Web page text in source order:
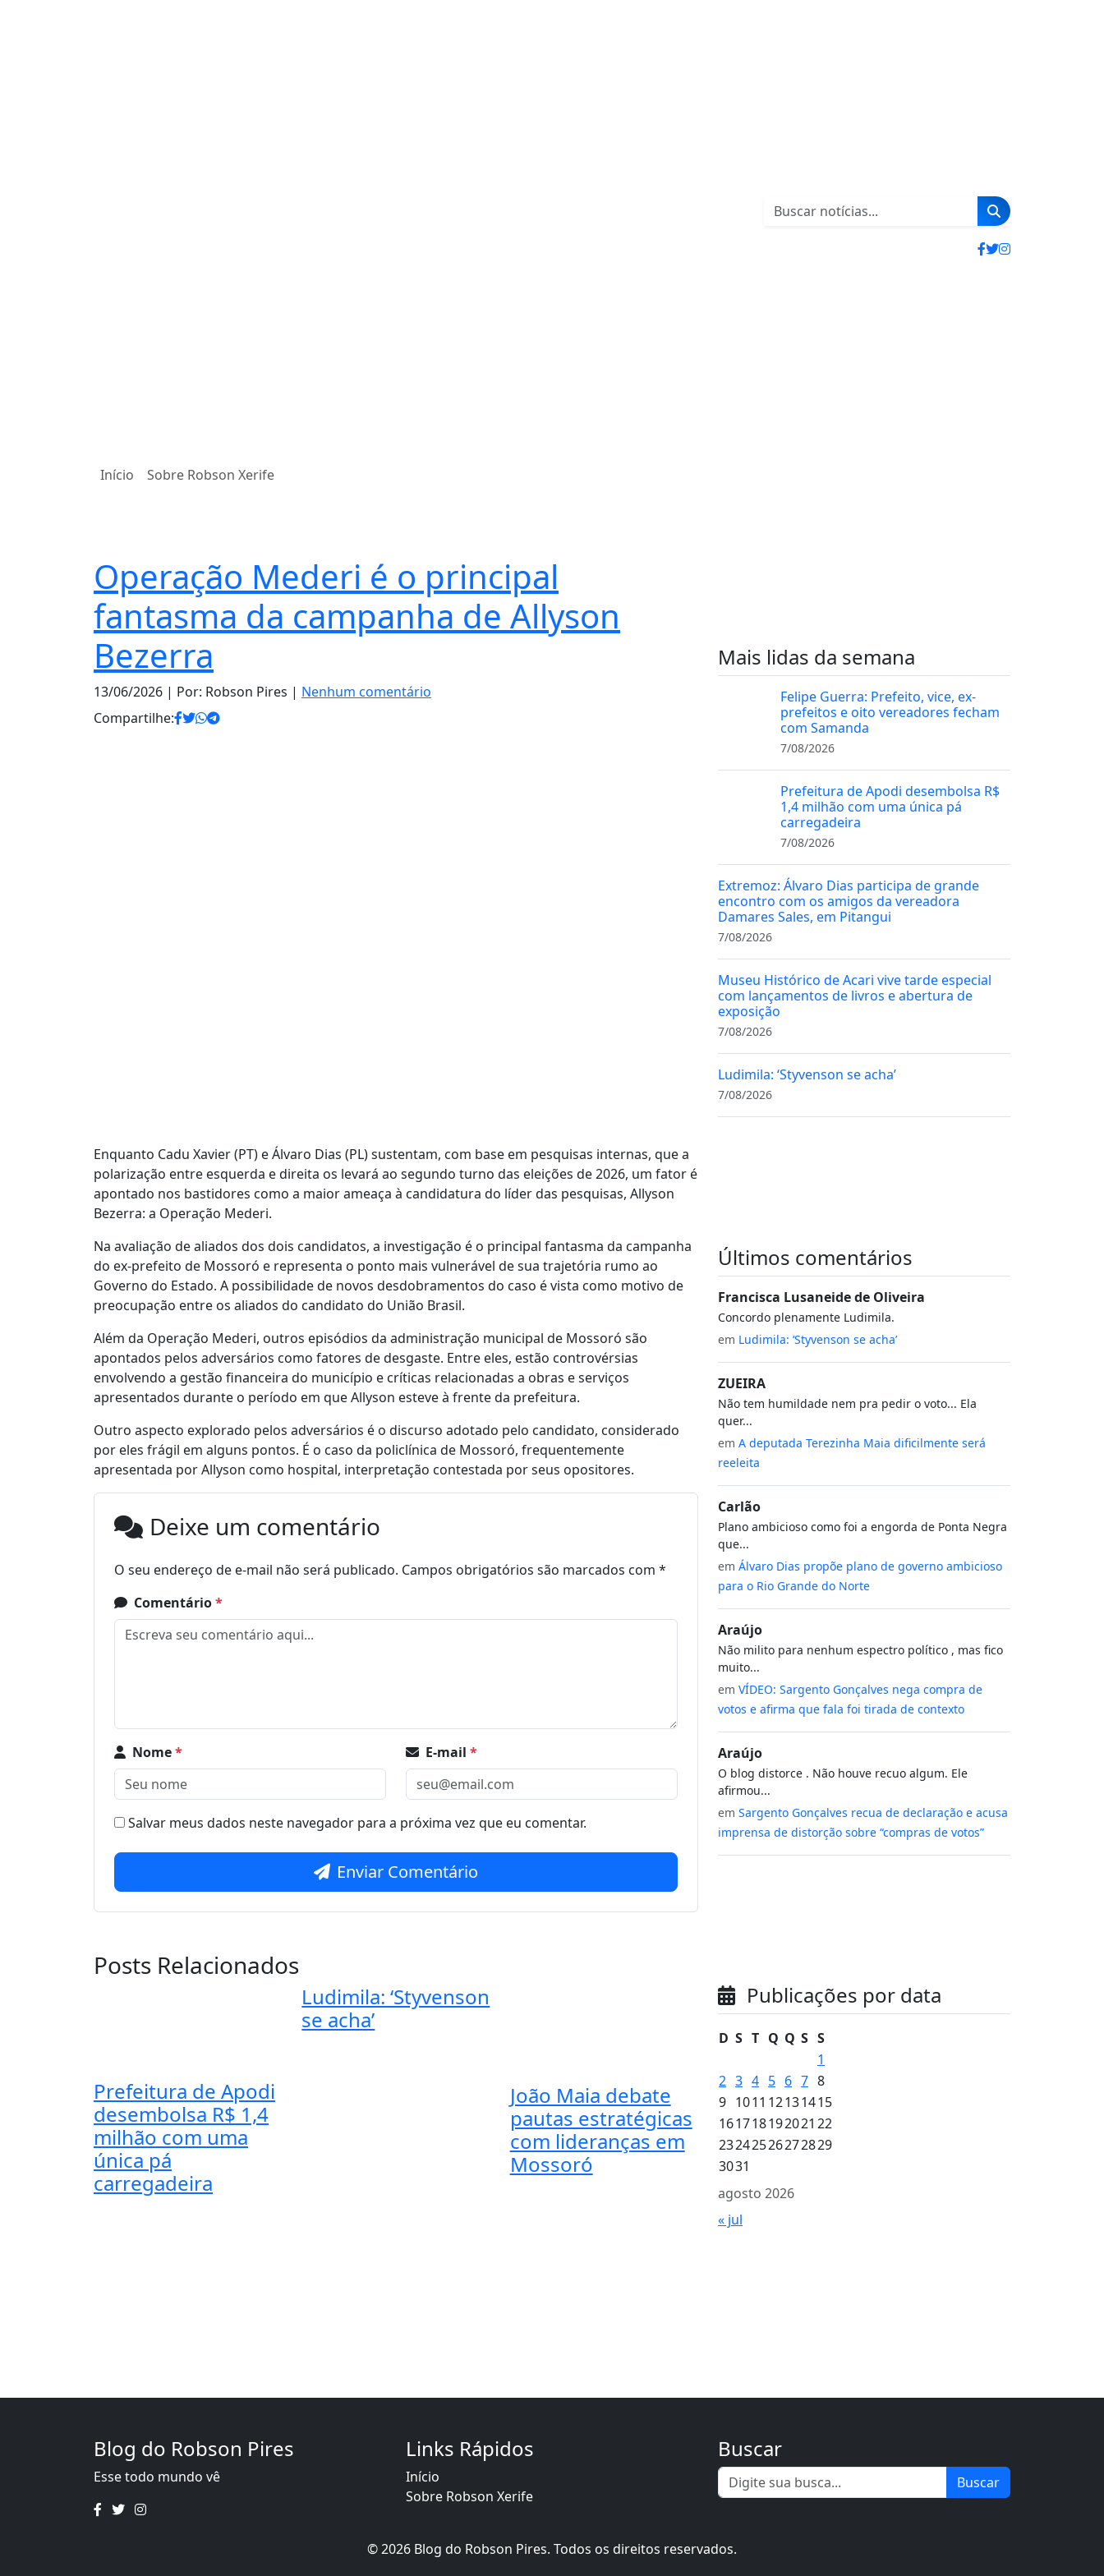
Início Sobre Robson Xerife
Operação Mederi é o principal
fantasma da campanha de Allyson
Bezerra
13/06/2026 | Por: Robson Pires | Nenhum comentário
Compartilhe:
Enquanto Cadu Xavier (PT) e Álvaro Dias (PL) sustentam, com base em pesquisas internas, que a
polarização entre esquerda e direita os levará ao segundo turno das eleições de 2026, um fator é
apontado nos bastidores como a maior ameaça à candidatura do líder das pesquisas, Allyson
Bezerra: a Operação Mederi.
Na avaliação de aliados dos dois candidatos, a investigação é o principal fantasma da campanha
do ex-prefeito de Mossoró e representa o ponto mais vulnerável de sua trajetória rumo ao
Governo do Estado. A possibilidade de novos desdobramentos do caso é vista como motivo de
preocupação entre os aliados do candidato do União Brasil.
Além da Operação Mederi, outros episódios da administração municipal de Mossoró são
apontados pelos adversários como fatores de desgaste. Entre eles, estão controvérsias
envolvendo a gestão financeira do município e críticas relacionadas a obras e serviços
apresentados durante o período em que Allyson esteve à frente da prefeitura.
Outro aspecto explorado pelos adversários é o discurso adotado pelo candidato, considerado
por eles frágil em alguns pontos. É o caso da policlínica de Mossoró, frequentemente
apresentada por Allyson como hospital, interpretação contestada por seus opositores.
Deixe um comentário
O seu endereço de e-mail não será publicado. Campos obrigatórios são marcados com *
Comentário*
Nome* E-mail *
Salvar meus dados neste navegador para a próxima vez que eu comentar.
Enviar Comentário
Posts Relacionados
Prefeitura de Apodi
desembolsa R$ 1,4
milhão com uma
única pá
carregadeira
Ludimila: ‘Styvenson
se acha’
João Maia debate
pautas estratégicas
com lideranças em
Mossoró
Mais lidas da semana
Felipe Guerra: Prefeito, vice, ex-
prefeitos e oito vereadores fecham
com Samanda
7/08/2026
Prefeitura de Apodi desembolsa R$
1,4 milhão com uma única pá
carregadeira
7/08/2026
Extremoz: Álvaro Dias participa de grande
encontro com os amigos da vereadora
Damares Sales, em Pitangui
7/08/2026
Museu Histórico de Acari vive tarde especial
com lançamentos de livros e abertura de
exposição
7/08/2026
Ludimila: ‘Styvenson se acha’
7/08/2026
Últimos comentários
Francisca Lusaneide de Oliveira
Concordo plenamente Ludimila.
em Ludimila: ‘Styvenson se acha’
ZUEIRA
Não tem humildade nem pra pedir o voto... Ela
quer...
em A deputada Terezinha Maia dificilmente será
reeleita
Carlão
Plano ambicioso como foi a engorda de Ponta Negra
que...
em Álvaro Dias propõe plano de governo ambicioso
para o Rio Grande do Norte
Araújo
Não milito para nenhum espectro político , mas fico
muito...
em VÍDEO: Sargento Gonçalves nega compra de
votos e afirma que fala foi tirada de contexto
Araújo
O blog distorce . Não houve recuo algum. Ele
afirmou...
em Sargento Gonçalves recua de declaração e acusa
imprensa de distorção sobre “compras de votos”
Publicações por data
agosto 2026
D S T Q Q S S
1
2 3 4 5 6 7 8
9 1011 12131415
161718192021 22
23242526272829
3031
« jul
Blog do Robson Pires
Esse todo mundo vê
Links Rápidos
Início
Sobre Robson Xerife
Buscar
Buscar
© 2026 Blog do Robson Pires. Todos os direitos reservados.